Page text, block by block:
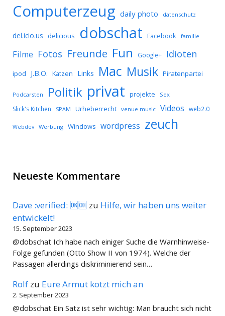
Computerzeug daily photo datenschutz
del.icio.us delicious dobschat Facebook familie
Filme Fotos Freunde Fun Google+ Idioten
ipod J.B.O. Katzen Links Mac Musik Piratenpartei
Podcarsten Politik privat projekte Sex
Slick's Kitchen SPAM Urheberrecht venue music Videos web2.0
Webdev Werbung Windows wordpress zeuch
Neueste Kommentare
Dave :verified: 🆗🆒 zu Hilfe, wir haben uns weiter
entwickelt!
15. September 2023
@dobschat Ich habe nach einiger Suche die Warnhinweise-
Folge gefunden (Otto Show II von 1974). Welche der
Passagen allerdings diskriminierend sein…
Rolf zu Eure Armut kotzt mich an
2. September 2023
@dobschat Ein Satz ist sehr wichtig: Man braucht sich nicht